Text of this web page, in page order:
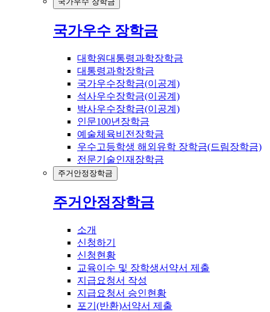
국가우수 장학금
대학원대통령과학장학금
대통령과학장학금
국가우수장학금(이공계)
석사우수장학금(이공계)
박사우수장학금(이공계)
인문100년장학금
예술체육비전장학금
우수고등학생 해외유학 장학금(드림장학금)
전문기술인재장학금
주거안정장학금
주거안정장학금
소개
신청하기
신청현황
교육이수 및 장학생서약서 제출
지급요청서 작성
지급요청서 승인현황
포기(반환)서약서 제출